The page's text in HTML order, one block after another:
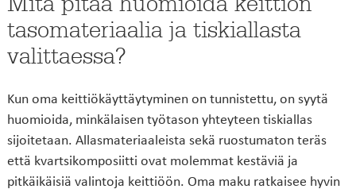
tasomateriaalia ja tiskiallasta
valittaessa?
Kun oma keittiökäyttäytyminen on tunnistettu, on syytä
huomioida, minkälaisen työtason yhteyteen tiskiallas
sijoitetaan. Allasmateriaaleista sekä ruostumaton teräs
että kvartsikomposiitti ovat molemmat kestäviä ja
pitkäikäisiä valintoja keittiöön. Oma maku ratkaisee hyvin